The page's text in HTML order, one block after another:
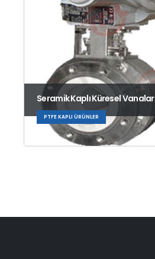
Seramik Kaplı Küresel Vanalar
PTFE KAPLI ÜRÜNLER